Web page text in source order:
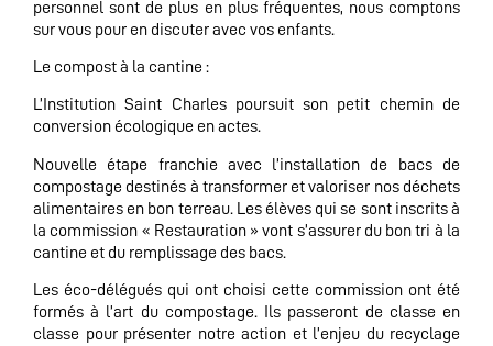
personnel sont de plus en plus fréquentes, nous comptons
sur vous pour en discuter avec vos enfants.
Le compost à la cantine :
L’Institution Saint Charles poursuit son petit chemin de
conversion écologique en actes.
Nouvelle étape franchie avec l’installation de bacs de
compostage destinés à transformer et valoriser nos déchets
alimentaires en bon terreau. Les élèves qui se sont inscrits à
la commission « Restauration » vont s’assurer du bon tri à la
cantine et du remplissage des bacs.
Les éco-délégués qui ont choisi cette commission ont été
formés à l’art du compostage. Ils passeront de classe en
classe pour présenter notre action et l’enjeu du recyclage